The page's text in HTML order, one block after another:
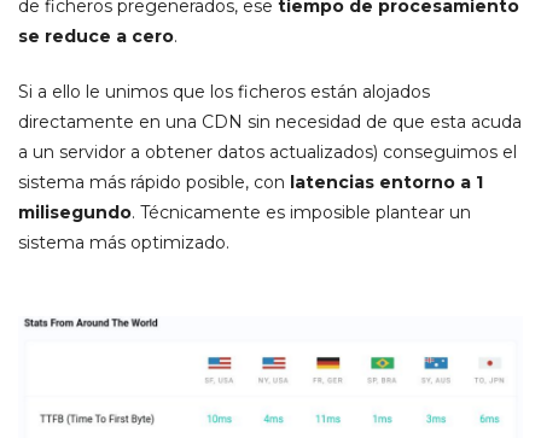
de ficheros pregenerados, ese tiempo de procesamiento
se reduce a cero.
Si a ello le unimos que los ficheros están alojados
directamente en una CDN sin necesidad de que esta acuda
a un servidor a obtener datos actualizados) conseguimos el
sistema más rápido posible, con latencias entorno a 1
milisegundo. Técnicamente es imposible plantear un
sistema más optimizado.